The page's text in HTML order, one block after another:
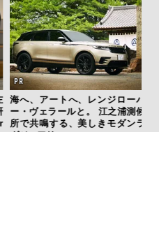
海へ、アートへ、レンジローバ
ー・ヴェラールと。 江之浦測候
所で共鳴する、美しきモダンラ
グジュアリー